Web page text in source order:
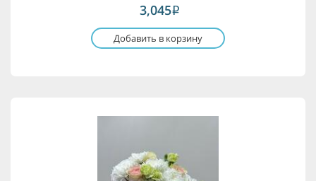
3,045i
Добавить в корзину